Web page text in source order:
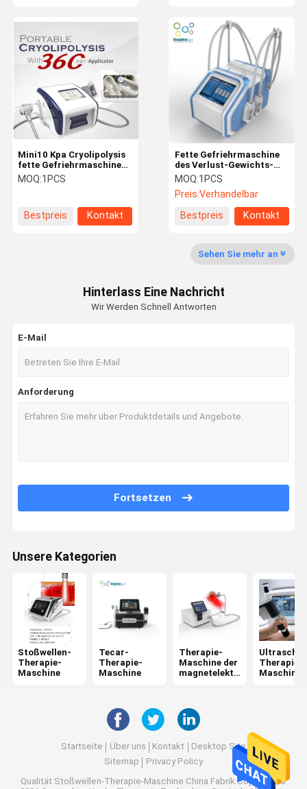
Haus
Fabrik-
Ausflug
Qualitätskon
Treten Sie
Shopping
Stoßwellen-Therapie-Maschine
Tecar-Therapie-Maschine
Luftdruck-Therapie-Maschine
Fette Gefriehrmaschine Cryolipolysis
Jet Peel Machine
Ultraschall-Physiotherapie-Maschine
Maschine der fotodynamischen Therapie
Hochfrequenz-Maschine
Microneedling Bruch-Rf
Fette Gefriehrmaschine
des Verlust-Gewichts-
45℃ Cryolipolysis
MOQ:1PCS
Preis:Verhandelbar
Bestpreis
Kontakt
Mini10 Kpa Cryolipolysis
fette Gefriehrmaschine
RHOSE
MOQ:1PCS
Bestpreis Kontakt
Sehen Sie mehr an
Hinterlass Eine Nachricht
Wir Werden Schnell Antworten
E-Mail
Anforderung
Fortsetzen
Unsere Kategorien
Stoßwellen-
Therapie-
Maschine
Tecar-
Therapie-
Maschine
Therapie-
Maschine der
magnetelektri
Therapie-
Maschine
Startseite Über uns Kontakt
Desktop Site
Sitemap
Privacy Policy
Qualität Stoßwellen-Therapie-Maschine China Fabrik.Copyright ©